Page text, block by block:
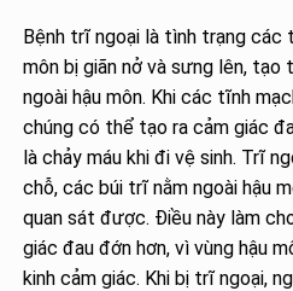
Bệnh trĩ ngoại là tình trạng các
môn bị giãn nở và sưng lên, tạo
ngoài hậu môn. Khi các tĩnh
chúng có thể tạo ra cảm giác
là chảy máu khi đi vệ sinh. Trĩ
chỗ, các búi trĩ nằm ngoài hậu
quan sát được. Điều này làm
giác đau đớn hơn, vì vùng hậu
kinh cảm giác. Khi bị trĩ ngoại,